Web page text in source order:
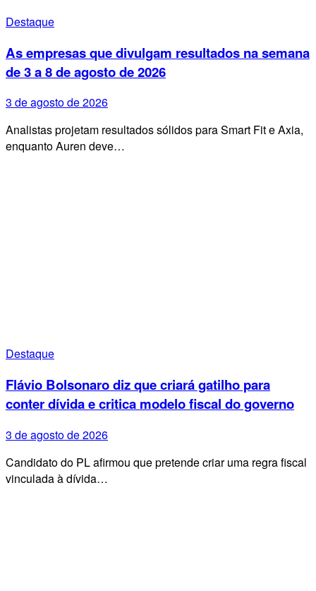
Destaque
As empresas que divulgam resultados na semana
de 3 a 8 de agosto de 2026
3 de agosto de 2026
Analistas projetam resultados sólidos para Smart Fit e Axia,
enquanto Auren deve…
Destaque
Flávio Bolsonaro diz que criará gatilho para
conter dívida e critica modelo fiscal do governo
3 de agosto de 2026
Candidato do PL afirmou que pretende criar uma regra fiscal
vinculada à dívida…